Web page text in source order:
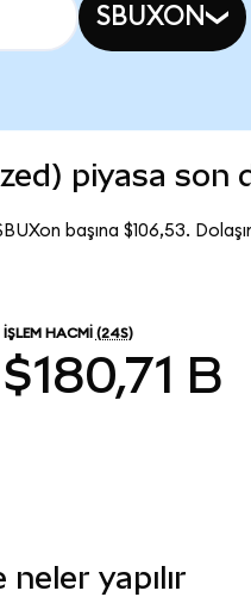
SBUXON
piyasa son
başına $106,53.
İŞLEM HACMI (24S)
$180,71 B
yapılır